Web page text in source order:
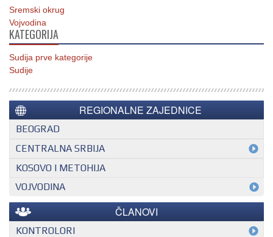
Sremski okrug
Vojvodina
KATEGORIJA
Sudija prve kategorije
Sudije
REGIONALNE ZAJEDNICE
BEOGRAD
CENTRALNA SRBIJA
KOSOVO I METOHIJA
VOJVODINA
ČLANOVI
KONTROLORI